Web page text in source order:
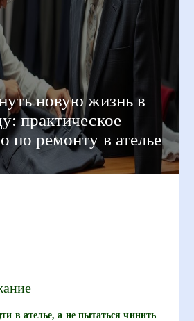
новую жизнь в
практическое
по ремонту в ателье
в ателье, а не пытаться чинить